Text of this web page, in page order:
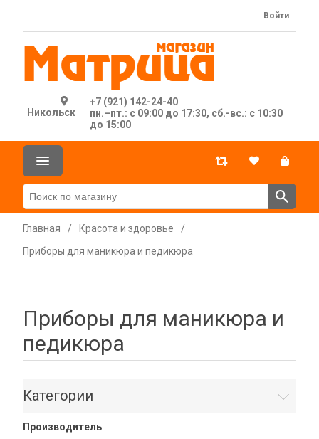
Никольск
+7 (921) 142-24-40
пн.–пт.: с 09:00 до 17:30, сб.-вс.: с 10:30
до 15:00
Войти
Главная / Красота и здоровье
/
Приборы для маникюра и педикюра
Приборы для маникюра и
педикюра
Категории
Производитель